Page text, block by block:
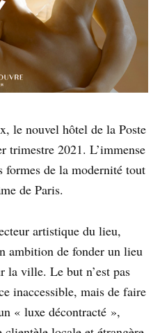
le nouvel hôtel de la Poste
trimestre 2021. L’immense
formes de la modernité tout
de Paris.
artistique du lieu,
ambition de fonder un lieu
la ville. Le but n’est pas
inaccessible, mais de faire
« luxe décontracté »,